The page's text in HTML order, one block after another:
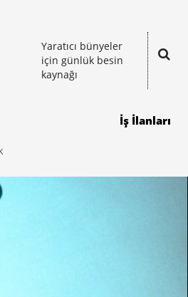
Yaratıcı bünyeler
için günlük besin
kaynağı
İş İlanları